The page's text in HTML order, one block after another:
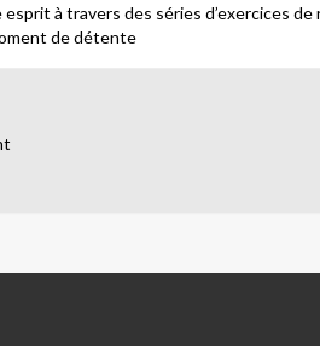
à travers des séries d’exercices
de détente